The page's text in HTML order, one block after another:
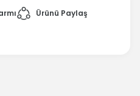
Ürünü Paylaş